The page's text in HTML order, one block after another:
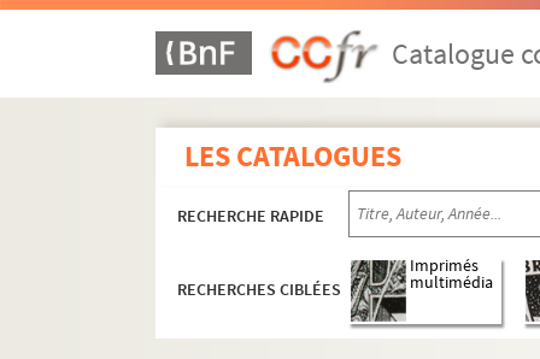
Catalogue
LES CATALOGUES
RECHERCHE RAPIDE
RECHERCHES CIBLÉES
Imprimés
multimédia